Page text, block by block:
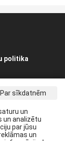
politika
Pieteikties
Par sīkdatnēm
un
un analizētu
par jūsu
un